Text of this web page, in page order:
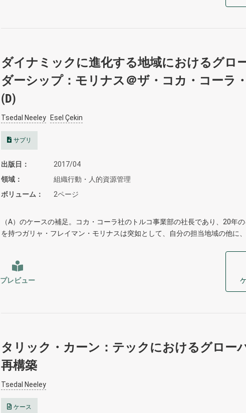
ダイナミックに進化する地域におけるグロ
ダーシップ：モリナス＠ザ・コカ・コーラ
(D)
Tsedal Neeley Esel Çekin
サプリ
出版日
2017/04
領域
組織行動・人的資源管理
ボリューム
2ページ
（A）のケースの補足。コカ・コーラ社のトルコ事業部の社長であり、20年
を持つガリャ・フレイマン・モリナスは突如として、自分の担当地域の他に、
プレビュー
タリック・カーン：テックにおけるグロー
再構築
Tsedal Neeley
ケース